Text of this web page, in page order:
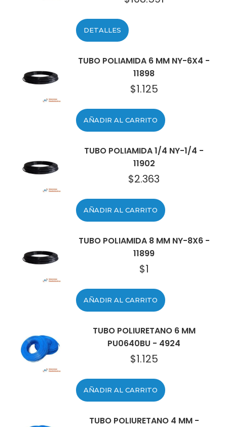
DETALLES
TUBO POLIAMIDA 6 MM NY-6X4 -
11898
$1.125
AÑADIR AL CARRITO
TUBO POLIAMIDA 1/4 NY-1/4 -
11902
$2.363
AÑADIR AL CARRITO
TUBO POLIAMIDA 8 MM NY-8X6 -
11899
$1
AÑADIR AL CARRITO
TUBO POLIURETANO 6 MM
PU0640BU - 4924
$1.125
AÑADIR AL CARRITO
TUBO POLIURETANO 4 MM -